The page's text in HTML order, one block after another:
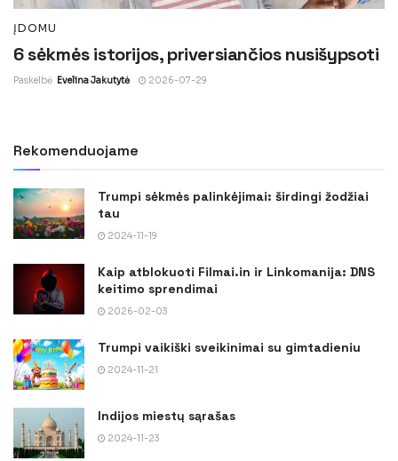
ĮDOMU
6 sėkmės istorijos, priversiančios nusišypsoti
Paskelbė Evelina Jakutytė 2026-07-29
Rekomenduojame
Trumpi sėkmės palinkėjimai: širdingi žodžiai
tau
2024-11-19
Kaip atblokuoti Filmai.in ir Linkomanija: DNS
keitimo sprendimai
2026-02-03
Trumpi vaikiški sveikinimai su gimtadieniu
2024-11-21
Indijos miestų sąrašas
2024-11-23